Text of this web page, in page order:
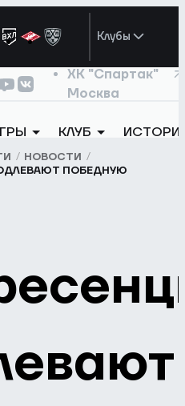
Клубы
ХК "Спартак"
Москва
КЛУБ
НОВОСТИ
ПОБЕДНУЮ